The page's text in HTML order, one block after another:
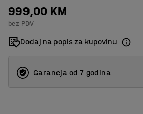
999,00 KM
bez PDV
Dodaj na popis za kupovinu
Garancja od 7 godina